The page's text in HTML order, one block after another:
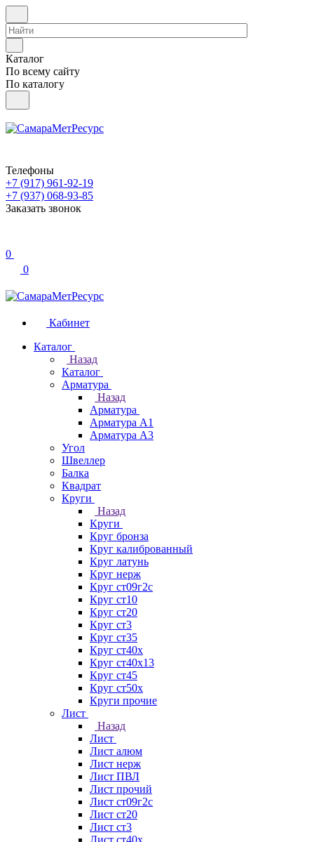
Каталог
По всему сайту
По каталогу
Телефоны
+7 (917) 961-92-19
+7 (937) 068-93-85
Заказать звонок
0
0
Кабинет
Каталог
Назад
Каталог
Арматура
Назад
Арматура
Арматура А1
Арматура А3
Угол
Швеллер
Балка
Квадрат
Круги
Назад
Круги
Круг бронза
Круг калиброванный
Круг латунь
Круг нерж
Круг ст09г2с
Круг ст10
Круг ст20
Круг ст3
Круг ст35
Круг ст40х
Круг ст40х13
Круг ст45
Круг ст50х
Круги прочие
Лист
Назад
Лист
Лист алюм
Лист нерж
Лист ПВЛ
Лист прочий
Лист ст09г2с
Лист ст20
Лист ст3
Лист ст40х